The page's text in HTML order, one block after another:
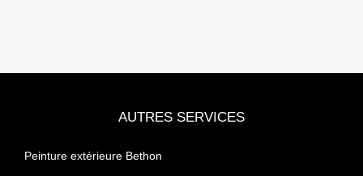
AUTRES SERVICES
Peinture extérieure Bethon